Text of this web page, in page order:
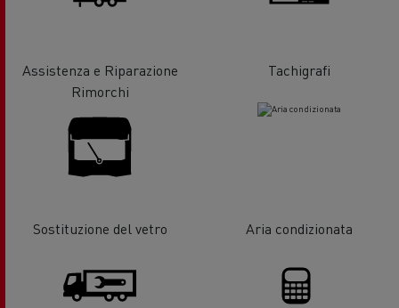
Assistenza e Riparazione
Rimorchi
Tachigrafi
Sostituzione del vetro Aria condizionata